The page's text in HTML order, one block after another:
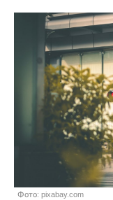
Фото: pixabay.com